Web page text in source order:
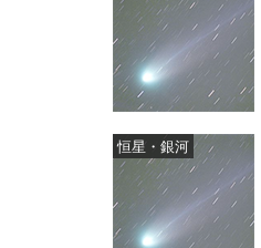
恒星・銀河